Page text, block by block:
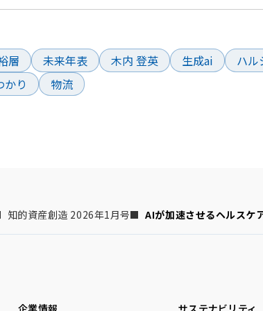
層 未来年表 木内 登英 生成ai
ハル
り 物流
知的資産創造 2026年1月号 AIが加速させるヘルスケ
企業情報 サステナビリティ